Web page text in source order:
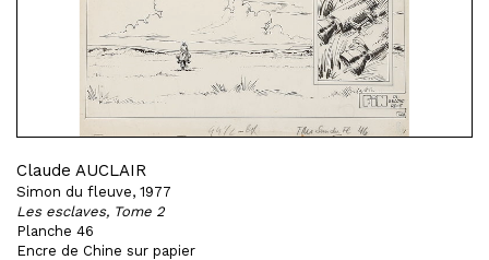
Claude AUCLAIR
Simon du fleuve, 1977
Les esclaves, Tome 2
Planche 46
Encre de Chine sur papier